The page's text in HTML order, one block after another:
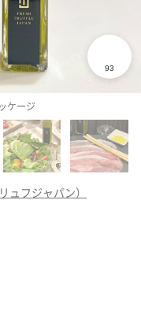
ケージ
ュフジャパン）